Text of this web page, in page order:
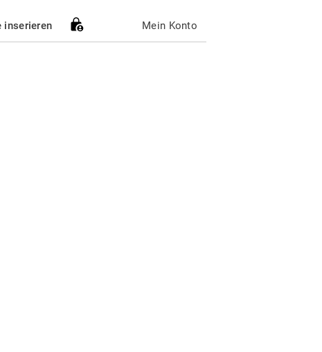
inserieren Mein Konto